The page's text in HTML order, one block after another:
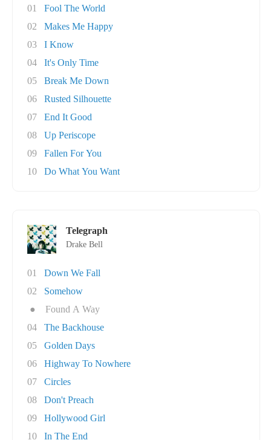
01
Fool The World
02
Makes Me Happy
03
I Know
04
It's Only Time
05
Break Me Down
06
Rusted Silhouette
07
End It Good
08
Up Periscope
09
Fallen For You
10
Do What You Want
Telegraph
Drake Bell
01
Down We Fall
02
Somehow
●
Found A Way
04
The Backhouse
05
Golden Days
06
Highway To Nowhere
07
Circles
08
Don't Preach
09
Hollywood Girl
10
In The End